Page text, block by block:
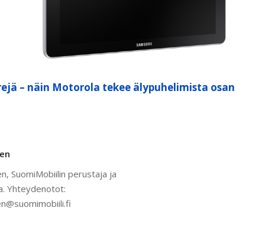
– näin Motorola tekee älypuhelimista osan
SuomiMobiilin perustaja ja
Yhteydenotot: